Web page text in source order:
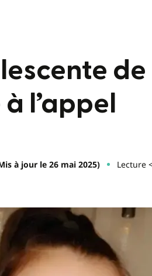
l’appel
à jour le 26 mai 2025) Lecture